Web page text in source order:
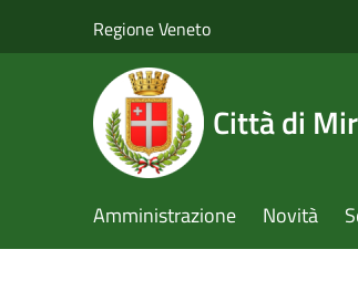
Regione Veneto
Città di
Amministrazione Novità